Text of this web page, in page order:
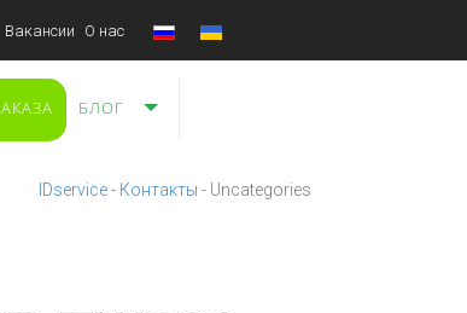
Вакансии О нас
БЛОГ
IDservice - Контакты - Uncategories